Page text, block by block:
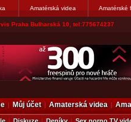
Amatérská videa Amatérské
Praha Bulharská 10, tel:775674237
Můj účet Amaterská videa